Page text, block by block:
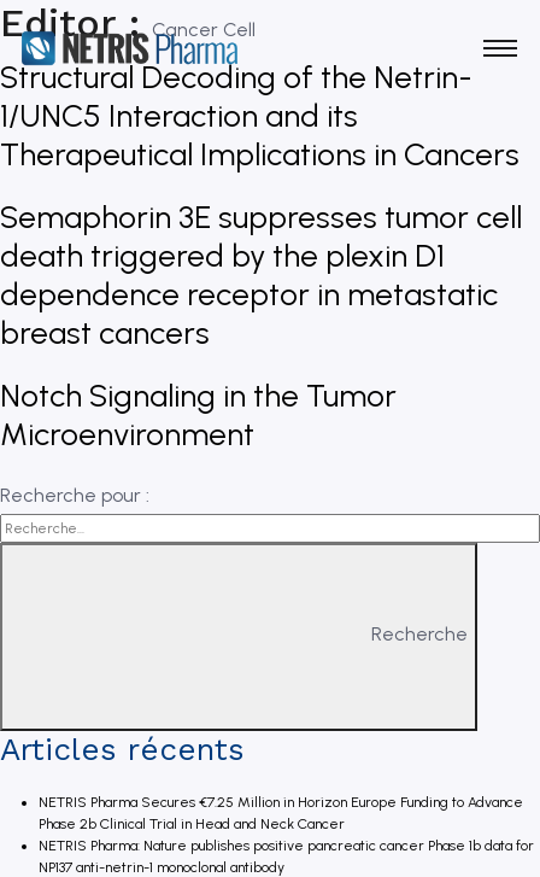
Editor : Cancer Cell
Structural Decoding of the Netrin-
1/UNC5 Interaction and its
Therapeutical Implications in Cancers
Semaphorin 3E suppresses tumor cell
death triggered by the plexin D1
dependence receptor in metastatic
breast cancers
Notch Signaling in the Tumor
Microenvironment
Recherche pour :
Recherche
Articles récents
NETRIS Pharma Secures €7.25 Million in Horizon Europe Funding to Advance
Phase 2b Clinical Trial in Head and Neck Cancer
NETRIS Pharma: Nature publishes positive pancreatic cancer Phase 1b data for
NP137 anti-netrin-1 monoclonal antibody